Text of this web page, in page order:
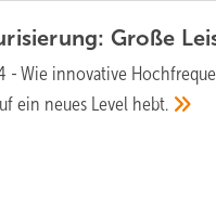
Große
- Wie innovative
ein neues Level hebt.